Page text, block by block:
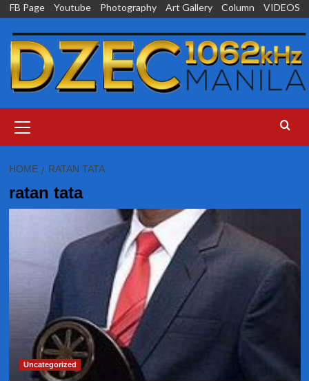
Skip
content
FB Page Youtube Photography Art Gallery Column VIDEOS
Menu
HOME RATAN TATA
ratan tata
Uncategorized